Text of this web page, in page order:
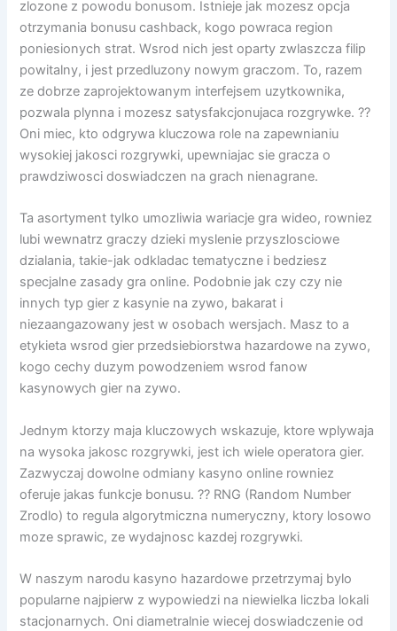
zlozone z powodu bonusom. Istnieje jak mozesz opcja
otrzymania bonusu cashback, kogo powraca region
poniesionych strat. Wsrod nich jest oparty zwlaszcza filip
powitalny, i jest przedluzony nowym graczom. To, razem
ze dobrze zaprojektowanym interfejsem uzytkownika,
pozwala plynna i mozesz satysfakcjonujaca rozgrywke. ??
Oni miec, kto odgrywa kluczowa role na zapewnianiu
wysokiej jakosci rozgrywki, upewniajac sie gracza o
prawdziwosci doswiadczen na grach nienagrane.
Ta asortyment tylko umozliwia wariacje gra wideo, rowniez
lubi wewnatrz graczy dzieki myslenie przyszlosciowe
dzialania, takie-jak odkladac tematyczne i bedziesz
specjalne zasady gra online. Podobnie jak czy czy nie
innych typ gier z kasynie na zywo, bakarat i
niezaangazowany jest w osobach wersjach. Masz to a
etykieta wsrod gier przedsiebiorstwa hazardowe na zywo,
kogo cechy duzym powodzeniem wsrod fanow
kasynowych gier na zywo.
Jednym ktorzy maja kluczowych wskazuje, ktore wplywaja
na wysoka jakosc rozgrywki, jest ich wiele operatora gier.
Zazwyczaj dowolne odmiany kasyno online rowniez
oferuje jakas funkcje bonusu. ?? RNG (Random Number
Zrodlo) to regula algorytmiczna numeryczny, ktory losowo
moze sprawic, ze wydajnosc kazdej rozgrywki.
W naszym narodu kasyno hazardowe przetrzymaj bylo
popularne najpierw z wypowiedzi na niewielka liczba lokali
stacjonarnych. Oni diametralnie wiecej doswiadczenie od